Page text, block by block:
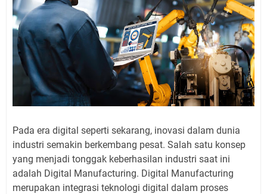
Pada era digital seperti sekarang, inovasi dalam dunia
industri semakin berkembang pesat. Salah satu konsep
yang menjadi tonggak keberhasilan industri saat ini
adalah Digital Manufacturing. Digital Manufacturing
merupakan integrasi teknologi digital dalam proses